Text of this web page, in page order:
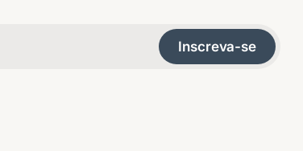
Inscreva-se